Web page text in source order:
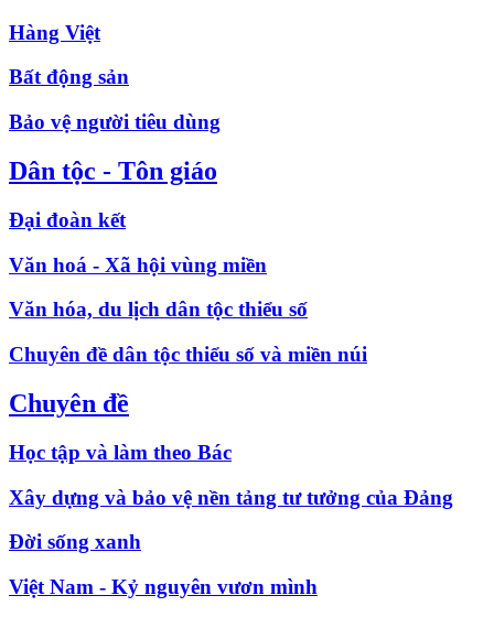
Hàng Việt
Bất động sản
Bảo vệ người tiêu dùng
Dân tộc - Tôn giáo
Đại đoàn kết
Văn hoá - Xã hội vùng miền
Văn hóa, du lịch dân tộc thiểu số
Chuyên đề dân tộc thiểu số và miền núi
Chuyên đề
Học tập và làm theo Bác
Xây dựng và bảo vệ nền tảng tư tưởng của Đảng
Đời sống xanh
Việt Nam - Kỷ nguyên vươn mình